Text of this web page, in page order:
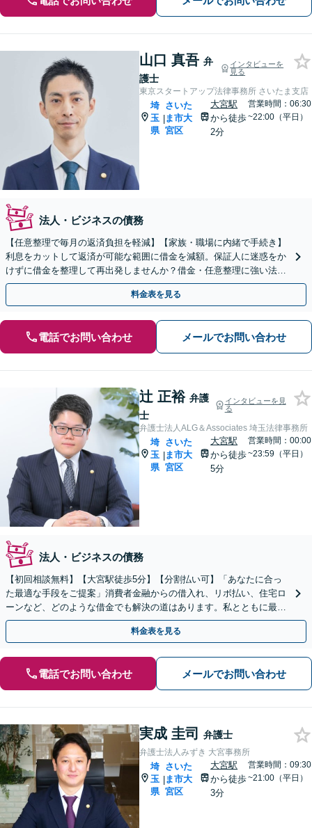
山口 真吾 弁
護士
インタビューを
見る
東京スタートアップ法律事務所 さいたま支店
埼
玉
県
|
さいた
ま市大
宮区
大宮駅
から徒歩
2分
営業時間：06:30
~22:00（平日）
法人・ビジネスの債務
【任意整理で毎月の返済負担を軽減】【家族・職場に内緒で手続き】
利息をカットして返済が可能な範囲に借金を減額。保証人に迷惑をか
けずに借金を整理して再出発しませんか？借金・任意整理に強い法律
事務所【実績5,000件以上】【財産を残して借金整理】
料金表を見る
電話でお問い合わせ メールでお問い合わせ
辻 正裕 弁護
士
インタビューを見
る
弁護士法人ALG＆Associates 埼玉法律事務所
埼
玉
県
|
さいた
ま市大
宮区
大宮駅
から徒歩
5分
営業時間：00:00
~23:59（平日）
法人・ビジネスの債務
【初回相談無料】【大宮駅徒歩5分】【分割払い可】「あなたに合っ
た最適な手段をご提案」消費者金融からの借入れ、リボ払い、住宅ロ
ーンなど、どのような借金でも解決の道はあります。私とともに最善
の解決を図りましょう【安心の完全個室対応／秘密厳守】
料金表を見る
電話でお問い合わせ メールでお問い合わせ
実成 圭司 弁護士
弁護士法人みずき 大宮事務所
埼
玉
県
|
さいた
ま市大
宮区
大宮駅
から徒歩
3分
営業時間：09:30
~21:00（平日）